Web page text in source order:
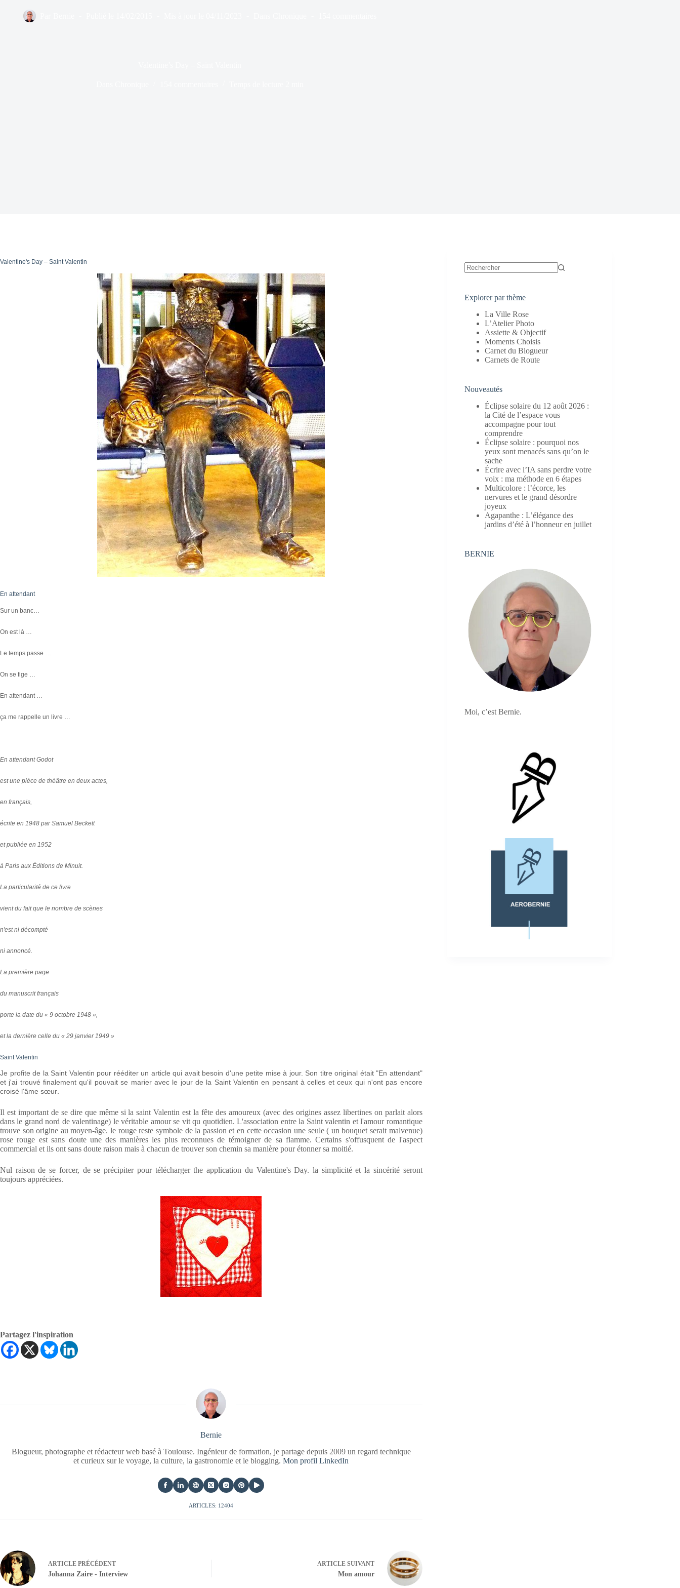
Valentine's Day – Saint Valentin
En attendant
Sur un banc…
On est là …
Le temps passe …
On se fige …
En attendant …
ça me rappelle un livre …
En attendant Godot
est une pièce de théâtre en deux actes,
en français,
écrite en 1948 par Samuel Beckett
et publiée en 1952
à Paris aux Éditions de Minuit.
La particularité de ce livre
vient du fait que le nombre de scènes
n'est ni décompté
ni annoncé.
La première page
du manuscrit français
porte la date du « 9 octobre 1948 »,
et la dernière celle du « 29 janvier 1949 »
Saint Valentin
Je profite de la Saint Valentin pour rééditer un article qui avait besoin d'une petite mise à jour. Son titre original était "En attendant"
et j'ai trouvé finalement qu'il pouvait se marier avec le jour de la Saint Valentin en pensant à celles et ceux qui n'ont pas encore
croisé l'âme sœur.
Il est important de se dire que même si la saint Valentin est la fête des amoureux (avec des origines assez libertines on parlait alors
dans le grand nord de valentinage) le véritable amour se vit qu quotidien. L'association entre la Saint valentin et l'amour romantique
trouve son origine au moyen-âge. le rouge reste symbole de la passion et en cette occasion une seule ( un bouquet serait malvenue)
rose rouge est sans doute une des manières les plus reconnues de témoigner de sa flamme. Certains s'offusquent de l'aspect
commercial et ils ont sans doute raison mais à chacun de trouver son chemin sa manière pour étonner sa moitié.
Nul raison de se forcer, de se précipiter pour télécharger the application du Valentine's Day. la simplicité et la sincérité seront
toujours appréciées.
Partagez l'inspiration
Bernie
Blogueur, photographe et rédacteur web basé à Toulouse. Ingénieur de formation, je partage depuis 2009 un regard technique
et curieux sur le voyage, la culture, la gastronomie et le blogging.Mon profil LinkedIn
ARTICLES: 12404
ARTICLE PRÉCÉDENT
Johanna Zaire - Interview
ARTICLESUIVANT
Mon amour
Explorer par thème
La Ville Rose
L’Atelier Photo
Assiette & Objectif
Moments Choisis
Carnet du Blogueur
Carnets de Route
Nouveautés
Éclipse solaire du 12 août 2026 :
la Cité de l’espace vous
accompagne pour tout
comprendre
Éclipse solaire : pourquoi nos
yeux sont menacés sans qu’on le
sache
Écrire avec l’IA sans perdre votre
voix : ma méthode en 6 étapes
Multicolore : l’écorce, les
nervures et le grand désordre
joyeux
Agapanthe : L’élégance des
jardins d’été à l’honneur en juillet
BERNIE
Moi, c’est Bernie.